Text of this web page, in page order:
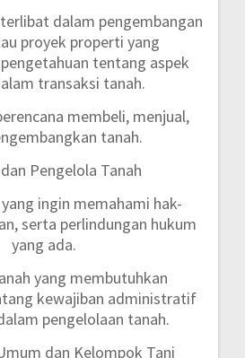
dalam pengembangan
proyek properti yang
tentang aspek
transaksi tanah.
membeli, menjual,
tanah.
Pengelola Tanah
ingin memahami hak-
serta perlindungan hukum
yang ada.
yang membutuhkan
kewajiban administratif
pengelolaan tanah.
dan Kelompok Tani